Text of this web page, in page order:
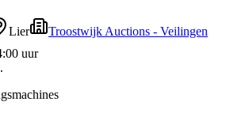
Lier
Troostwijk Auctions - Veilingen
uur